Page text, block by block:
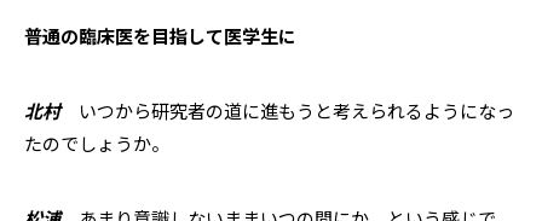
普通の臨床医を目指して医学生に
北村いつから研究者の道に進もうと考えられるようになっ
たのでしょうか。